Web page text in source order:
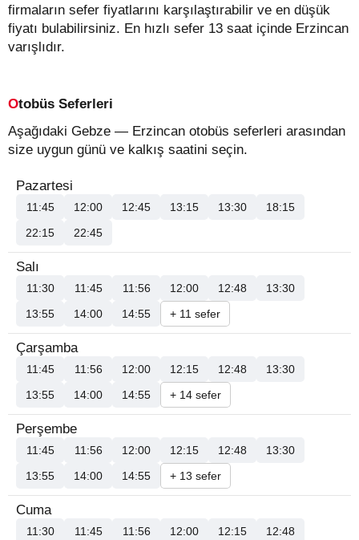
firmaların sefer fiyatlarını karşılaştırabilir ve en düşük
fiyatı bulabilirsiniz. En hızlı sefer 13 saat içinde Erzincan
varışlıdır.
Otobüs Seferleri
Aşağıdaki Gebze — Erzincan otobüs seferleri arasından
size uygun günü ve kalkış saatini seçin.
Pazartesi
11:45 12:00 12:45 13:15 13:30
18:15
22:15
22:45
Salı
11:30 11:45 11:56 12:00 12:48
13:30
13:55
14:00 14:55 + 11 sefer
Çarşamba
11:45 11:56 12:00 12:15 12:48
13:30
13:55
14:00 14:55 + 14 sefer
Perşembe
11:45 11:56 12:00 12:15 12:48
13:30
13:55
14:00 14:55 + 13 sefer
Cuma
11:30 11:45 11:56 12:00 12:15
12:48